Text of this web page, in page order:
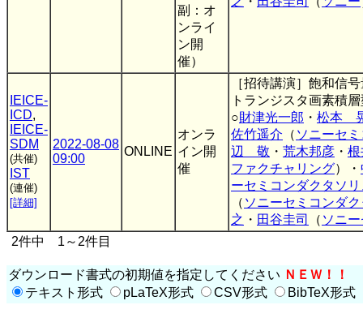
副：オ
ンライ
ン開
催）
IEICE-
ICD,
IEICE-
SDM
(共催)
IST
(連催)
[詳細]
2022-08-08
09:00
ONLINE
オンラ
イン開
催
［招待講演］飽和信
トランジスタ画素積
○財津光一郎 ・ 松本
佐竹遥介 （ ソニーセ
辺 敬 ・ 荒木邦彦 ・ 根
ファクチャリング）・
ーセミコンダクタソ
（ ソニーセミコンダ
之 ・ 田谷圭司 （ ソニ
2件中 1～2件目
ダウンロード書式の初期値を指定してください ＮＥＷ！！
テキスト形式
pLaTeX形式 CSV形式 BibTeX形式